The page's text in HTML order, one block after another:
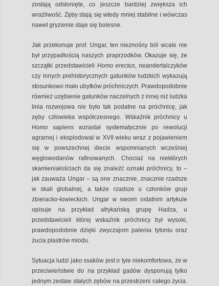
zostają odsłonięte, co jeszcze bardziej zwiększa ich
wrażliwość. Zęby stają się wtedy mniej stabilne i wówczas
nawet gryzienie staje się bolesne.
Jak przekonuje prof. Ungar, ten nieznośny ból wcale nie
był przypadłością naszych praprzodków. Okazuje się, że
szczątki przedstawicieli Homo erectus , neandertalczyków
czy innych prehistorycznych gatunków ludzkich wykazują
stosunkowo mało ubytków próchniczych. Prawdopodobnie
również uzębienie gatunków naczelnych z innej niż ludzka
linia rozwojowa nie było tak podatne na próchnicę, jak
zęby człowieka współczesnego. Wskaźnik próchnicy u
Homo sapiens wzrastał systematycznie po rewolucji
agrarnej i eksplodował w XVII wieku wraz z pojawieniem
się w powszechnej diecie wspomnianych wcześniej
węglowodanów rafinowanych. Chociaż na niektórych
skamieniałościach da się znaleźć oznaki próchnicy, to –
jak zauważa Ungar – są one znacznie, znacznie rzadsze
w skali globalnej, a także rzadsze u członków grup
zbieracko-łowieckich. Ungar w swoim ostatnim artykule
opisuje na przykład afrykańską grupę Hadza, u
przedstawicieli której wskaźnik próchnicy był wysoki,
prawdopodobnie dzięki zwyczajom palenia tytoniu oraz
żucia plastrów miodu.
Sytuacja ludzi jako ssaków jest o tyle niekomfortowa, że w
przeciwieństwie do na przykład gadów dysponują tylko
jednym zestaw stałych zębów na przestrzeni całego życia.